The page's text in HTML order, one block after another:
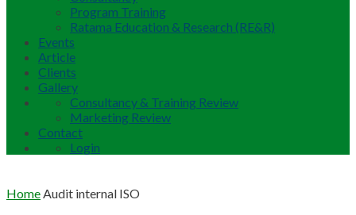
Program Training
Ratama Education & Research (RE&R)
Events
Article
Clients
Gallery
Consultancy & Training Review
Marketing Review
Contact
Login
HomeAudit internal ISO